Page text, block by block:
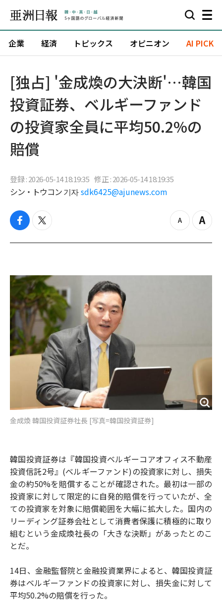
企業 経済 トピックス オピニオン AI PICK
[独占] '金成煥の大決断'…韓国
投資証券、ベルギーファンド
の投資家全員に平均50.2%の
賠償
登録 : 2026-05-14 18:19:35 修正 : 2026-05-14 18:19:35
シン・トウコン 기자 sdk6425@ajunews.com
f
c
o
k
t
i
r
z
o
Z
o
金成煥 韓国投資証券社長 [写真=韓国投資証券]
韓国投資証券は『韓国投資ベルギーコアオフィス不動産
投資信託2号』(ベルギーファンド)の投資家に対し、損失
金の約50%を賠償することが確認された。最初は一部の
投資家に対して限定的に自発的賠償を行っていたが、全
ての投資家を対象に賠償範囲を大幅に拡大した。国内の
リーディング証券会社として消費者保護に積極的に取り
組むという金成煥社長の「大きな決断」があったとのこ
とだ。
14日、金融監督院と金融投資業界によると、韓国投資証
券はベルギーファンドの投資家に対し、損失金に対して
平均50.2%の賠償を行った。